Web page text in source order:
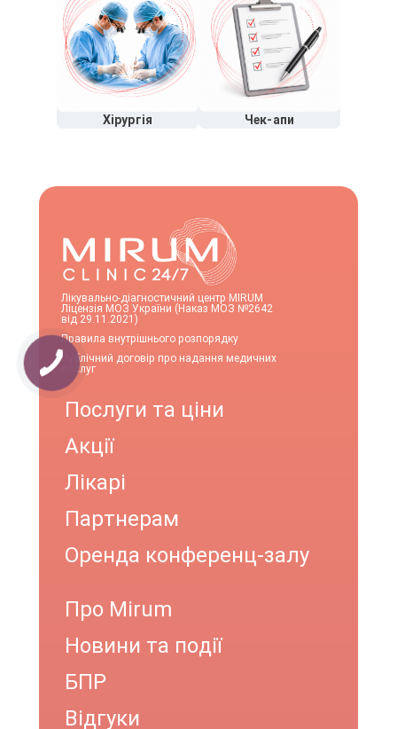
Хірургія Чек-апи
Лікувально-діагностичний центр MIRUM
Ліцензія МОЗ України (Наказ МОЗ №2642
від 29.11.2021)
Правила внутрішнього розпорядку
Публічний договір про надання медичних
послуг
Послуги та ціни
Акції
Лікарі
Партнерам
Оренда конференц-залу
Про Mirum
Новини та події
БПР
Відгуки